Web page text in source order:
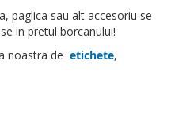
paglica sau alt accesoriu se
in pretul borcanului!
noastra de etichete,